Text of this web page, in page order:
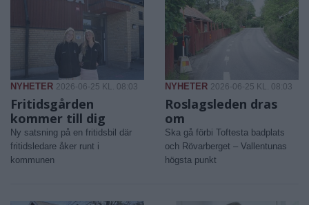
NYHETER 2026-06-25 KL. 08:03
Fritidsgården
kommer till dig
Ny satsning på en fritidsbil där
fritidsledare åker runt i
kommunen
NYHETER 2026-06-25 KL. 08:03
Roslagsleden dras
om
Ska gå förbi Toftesta badplats
och Rövarberget – Vallentunas
högsta punkt